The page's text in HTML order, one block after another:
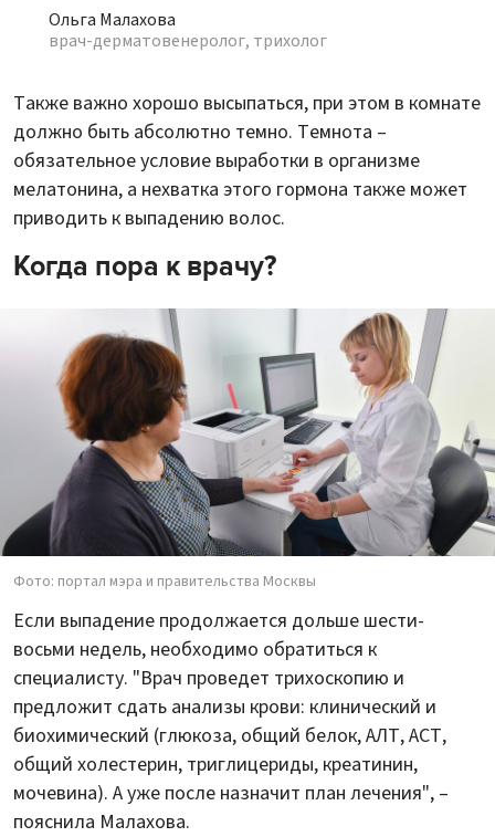
Ольга Малахова
врач-дерматовенеролог, трихолог
Также важно хорошо высыпаться, при этом в комнате
должно быть абсолютно темно. Темнота –
обязательное условие выработки в организме
мелатонина, а нехватка этого гормона также может
приводить к выпадению волос.
Когда пора к врачу?
Фото: портал мэра и правительства Москвы
Если выпадение продолжается дольше шести-
восьми недель, необходимо обратиться к
специалисту. "Врач проведет трихоскопию и
предложит сдать анализы крови: клинический и
биохимический (глюкоза, общий белок, АЛТ, АСТ,
общий холестерин, триглицериды, креатинин,
мочевина). А уже после назначит план лечения", –
пояснила Малахова.